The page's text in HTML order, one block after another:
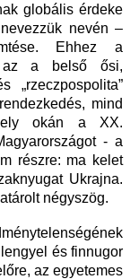
globális érdeke
nevén –
Ehhez a
az a belső ősi,
„rzeczpospolita”
mind
okán a XX.
- a
részre: ma kelet
Ukrajna.
négyszög.
és finnugor
az egyetemes